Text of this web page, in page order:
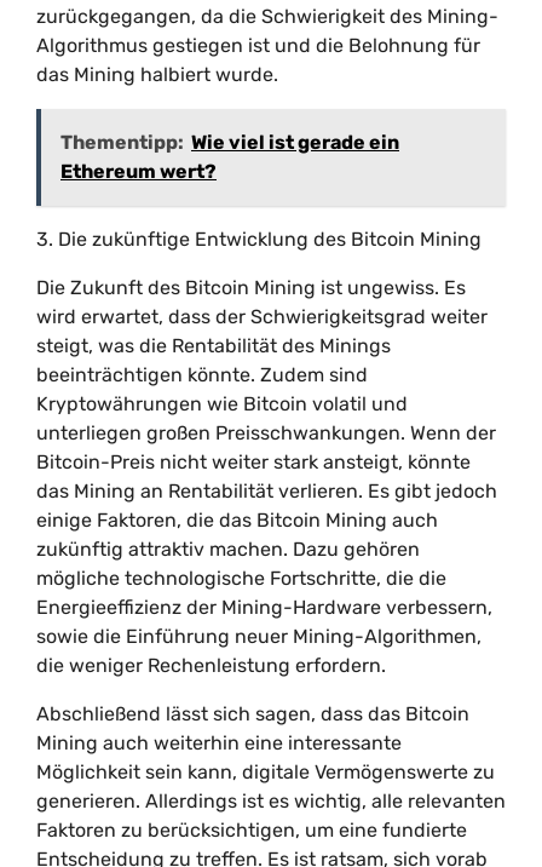
zurückgegangen, da die Schwierigkeit des Mining-
Algorithmus gestiegen ist und die Belohnung für
das Mining halbiert wurde.
Thementipp: Wie viel ist gerade ein
Ethereum wert?
3. Die zukünftige Entwicklung des Bitcoin Mining
Die Zukunft des Bitcoin Mining ist ungewiss. Es
wird erwartet, dass der Schwierigkeitsgrad weiter
steigt, was die Rentabilität des Minings
beeinträchtigen könnte. Zudem sind
Kryptowährungen wie Bitcoin volatil und
unterliegen großen Preisschwankungen. Wenn der
Bitcoin-Preis nicht weiter stark ansteigt, könnte
das Mining an Rentabilität verlieren. Es gibt jedoch
einige Faktoren, die das Bitcoin Mining auch
zukünftig attraktiv machen. Dazu gehören
mögliche technologische Fortschritte, die die
Energieeffizienz der Mining-Hardware verbessern,
sowie die Einführung neuer Mining-Algorithmen,
die weniger Rechenleistung erfordern.
Abschließend lässt sich sagen, dass das Bitcoin
Mining auch weiterhin eine interessante
Möglichkeit sein kann, digitale Vermögenswerte zu
generieren. Allerdings ist es wichtig, alle relevanten
Faktoren zu berücksichtigen, um eine fundierte
Entscheidung zu treffen. Es ist ratsam, sich vorab